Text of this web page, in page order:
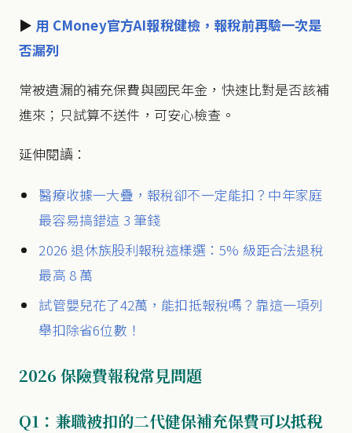
▶ 用 CMoney官方AI報稅健檢，報稅前再驗一次是
否漏列
常被遺漏的補充保費與國民年金，快速比對是否該補
進來；只試算不送件，可安心檢查。
延伸閱讀：
醫療收據一大疊，報稅卻不一定能扣？中年家庭
最容易搞錯這 3 筆錢
2026 退休族股利報稅這樣選：5% 級距合法退稅
最高 8 萬
試管嬰兒花了42萬，能扣抵報稅嗎？靠這一項列
舉扣除省6位數！
2026 保險費報稅常見問題
Q1：兼職被扣的二代健保補充保費可以抵稅